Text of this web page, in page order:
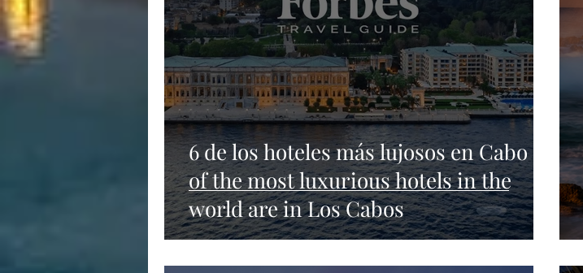
6 de los hoteles más lujosos en Cabo / 6
of the most luxurious hotels in the
world are in Los Cabos